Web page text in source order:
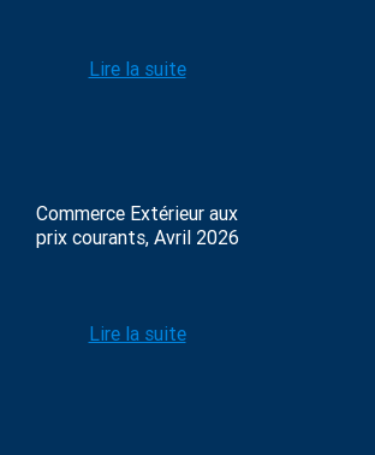
Lire la suite
Commerce Extérieur aux
prix courants, Avril 2026
Lire la suite